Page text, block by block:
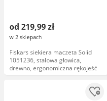
od 219,99 zł
w 2 sklepach
Fiskars siekiera maczeta Solid
1051236, stalowa głowica,
drewno, ergonomiczna rękojeść